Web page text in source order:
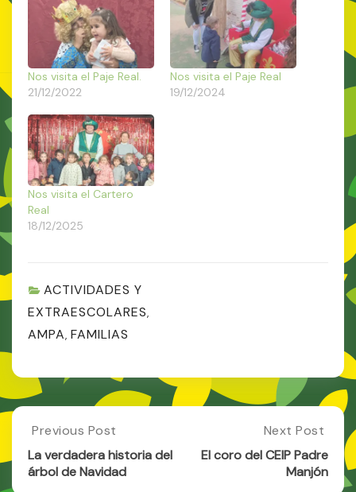
Nos visita el Paje Real.
21/12/2022
Nos visita el Paje Real
19/12/2024
Nos visita el Cartero
Real
18/12/2025
ACTIVIDADES Y
EXTRAESCOLARES,
AMPA, FAMILIAS
Post
navigation
Previous
Post:
La
Previous Post
La verdadera historia del
árbol de Navidad
Next
Post:
Next Post
El coro del CEIP Padre
Manjón